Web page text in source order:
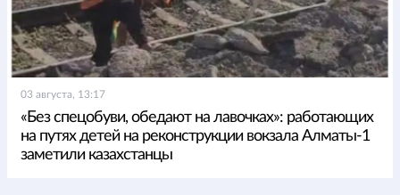
03 августа, 13:17
«Без спецобуви, обедают на лавочках»: работающих
на путях детей на реконструкции вокзала Алматы-1
заметили казахстанцы